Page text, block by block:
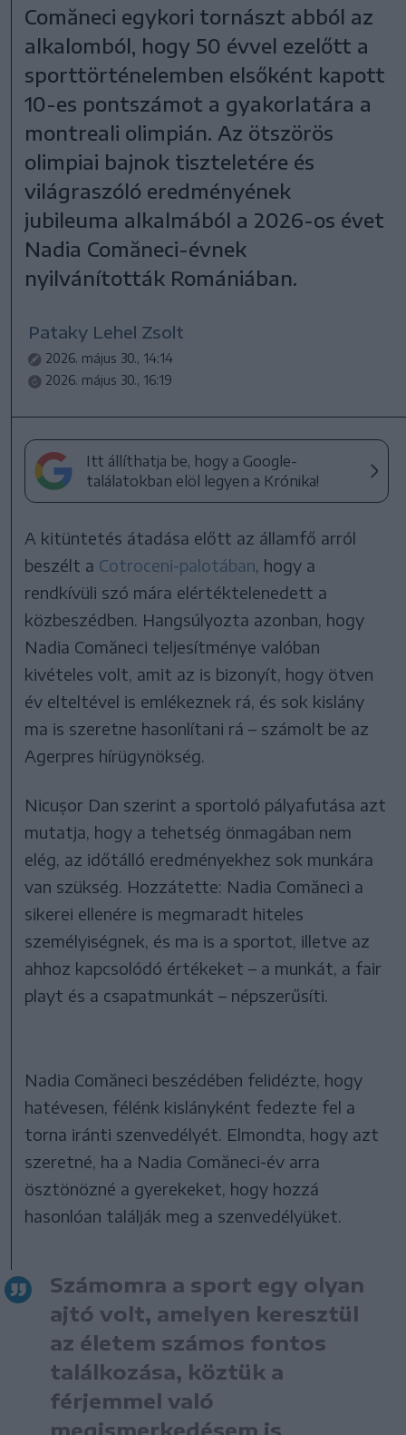
Comăneci egykori tornászt abból az
alkalomból, hogy 50 évvel ezelőtt a
sporttörténelemben elsőként kapott
10-es pontszámot a gyakorlatára a
montreali olimpián. Az ötszörös
olimpiai bajnok tiszteletére és
világraszóló eredményének
jubileuma alkalmából a 2026-os évet
Nadia Comăneci-évnek
nyilvánították Romániában.
Pataky Lehel Zsolt
2026. május 30., 14:14
2026. május 30., 16:19
Itt állíthatja be, hogy a Google-
találatokban elöl legyen a Krónika!
A kitüntetés átadása előtt az államfő arról
beszélt a Cotroceni-palotában, hogy a
rendkívüli szó mára elértéktelenedett a
közbeszédben. Hangsúlyozta azonban, hogy
Nadia Comăneci teljesítménye valóban
kivételes volt, amit az is bizonyít, hogy ötven
év elteltével is emlékeznek rá, és sok kislány
ma is szeretne hasonlítani rá – számolt be az
Agerpres hírügynökség.
Nicușor Dan szerint a sportoló pályafutása azt
mutatja, hogy a tehetség önmagában nem
elég, az időtálló eredményekhez sok munkára
van szükség. Hozzátette: Nadia Comăneci a
sikerei ellenére is megmaradt hiteles
személyiségnek, és ma is a sportot, illetve az
ahhoz kapcsolódó értékeket – a munkát, a fair
playt és a csapatmunkát – népszerűsíti.
Nadia Comăneci beszédében felidézte, hogy
hatévesen, félénk kislányként fedezte fel a
torna iránti szenvedélyét. Elmondta, hogy azt
szeretné, ha a Nadia Comăneci-év arra
ösztönözné a gyerekeket, hogy hozzá
hasonlóan találják meg a szenvedélyüket.
Számomra a sport egy olyan
ajtó volt, amelyen keresztül
az életem számos fontos
találkozása, köztük a
férjemmel való
megismerkedésem is